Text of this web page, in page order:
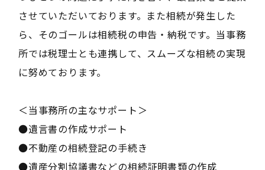
させていただいております。また相続が発生した
ら、そのゴールは相続税の申告・納税です。当事務
所では税理士とも連携して、スムーズな相続の実現
に努めております。
＜当事務所の主なサポート＞
●遺言書の作成サポート
●不動産の相続登記の手続き
●遺産分割協議書などの相続証明書類の作成